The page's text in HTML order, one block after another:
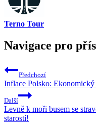
Terno Tour
Navigace pro
Předchozí
Inflace Polsko:
Další
Levně k moři busem se
starostí!